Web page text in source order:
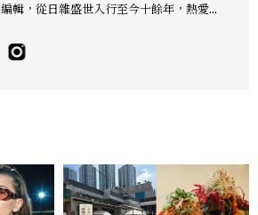
編輯，從日雜盛世入行至今十餘年，熱愛服
研究，還有點天秤座一眼看穿「這會紅」的
美感本能，更擅長把流行轉化成讀者真正用